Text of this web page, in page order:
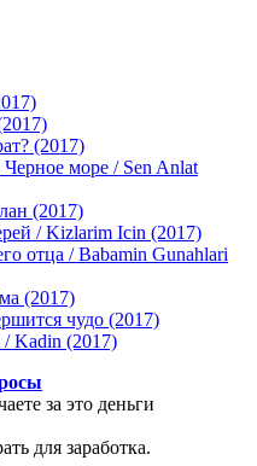
(2017)
море / Sen Anlat
(2017)
/ Kizlarim Icin (2017)
отца / Babamin Gunahlari
(2017)
чудо (2017)
Kadin (2017)
за это деньги
для заработка.